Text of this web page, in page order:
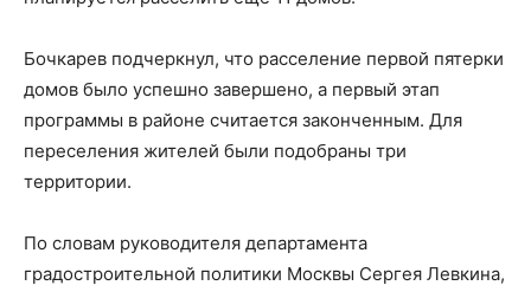
Бочкарев подчеркнул, что расселение первой пятерки
домов было успешно завершено, а первый этап
программы в районе считается законченным. Для
переселения жителей были подобраны три
территории.
По словам руководителя департамента
градостроительной политики Москвы Сергея Левкина,